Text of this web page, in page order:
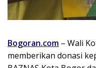
Bogoran.com – Wali
memberikan donasi